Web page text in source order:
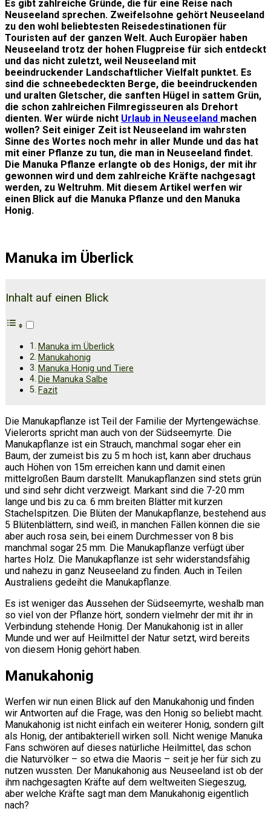
Es gibt zahlreiche Gründe, die für eine Reise nach
Neuseeland sprechen. Zweifelsohne gehört Neuseeland
zu den wohl beliebtesten Reisedestinationen für
Touristen auf der ganzen Welt. Auch Europäer haben
Neuseeland trotz der hohen Flugpreise für sich entdeckt
und das nicht zuletzt, weil Neuseeland mit
beeindruckender Landschaftlicher Vielfalt punktet. Es
sind die schneebedeckten Berge, die beeindruckenden
und uralten Gletscher, die sanften Hügel in sattem Grün,
die schon zahlreichen Filmregisseuren als Drehort
dienten. Wer würde nicht Urlaub in Neuseeland machen
wollen? Seit einiger Zeit ist Neuseeland im wahrsten
Sinne des Wortes noch mehr in aller Munde und das hat
mit einer Pflanze zu tun, die man in Neuseeland findet.
Die Manuka Pflanze erlangte ob des Honigs, der mit ihr
gewonnen wird und dem zahlreiche Kräfte nachgesagt
werden, zu Weltruhm. Mit diesem Artikel werfen wir
einen Blick auf die Manuka Pflanze und den Manuka
Honig.
Manuka im Überlick
Inhalt auf einen Blick
Manuka im Überlick
Manukahonig
Manuka Honig und Tiere
Die Manuka Salbe
Fazit
Die Manukapflanze ist Teil der Familie der Myrtengewächse.
Vielerorts spricht man auch von der Südseemyrte. Die
Manukapflanze ist ein Strauch, manchmal sogar eher ein
Baum, der zumeist bis zu 5 m hoch ist, kann aber druchaus
auch Höhen von 15m erreichen kann und damit einen
mittelgroßen Baum darstellt. Manukapflanzen sind stets grün
und sind sehr dicht verzweigt. Markant sind die 7-20 mm
lange und bis zu ca. 6 mm breiten Blätter mit kurzen
Stachelspitzen. Die Blüten der Manukapflanze, bestehend aus
5 Blütenblättern, sind weiß, in manchen Fällen können die sie
aber auch rosa sein, bei einem Durchmesser von 8 bis
manchmal sogar 25 mm. Die Manukapflanze verfügt über
hartes Holz. Die Manukapflanze ist sehr widerstandsfähig
und nahezu in ganz Neuseeland zu finden. Auch in Teilen
Australiens gedeiht die Manukapflanze.
Es ist weniger das Aussehen der Südseemyrte, weshalb man
so viel von der Pflanze hört, sondern vielmehr der mit ihr in
Verbindung stehende Honig. Der Manukahonig ist in aller
Munde und wer auf Heilmittel der Natur setzt, wird bereits
von diesem Honig gehört haben.
Manukahonig
Werfen wir nun einen Blick auf den Manukahonig und finden
wir Antworten auf die Frage, was den Honig so beliebt macht.
Manukahonig ist nicht einfach ein weiterer Honig, sondern gilt
als Honig, der antibakteriell wirken soll. Nicht wenige Manuka
Fans schwören auf dieses natürliche Heilmittel, das schon
die Naturvölker – so etwa die Maoris – seit je her für sich zu
nutzen wussten. Der Manukahonig aus Neuseeland ist ob der
ihm nachgesagten Kräfte auf dem weltweiten Siegeszug,
aber welche Kräfte sagt man dem Manukahonig eigentlich
nach?